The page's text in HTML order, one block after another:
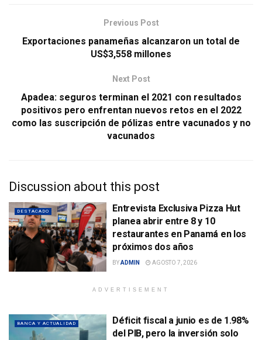
Previous Post
Exportaciones panameñas alcanzaron un total de
US$3,558 millones
Next Post
Apadea: seguros terminan el 2021 con resultados
positivos pero enfrentan nuevos retos en el 2022
como las suscripción de pólizas entre vacunados y no
vacunados
Discussion about this post
DESTACADO
Entrevista Exclusiva Pizza Hut
planea abrir entre 8 y 10
restaurantes en Panamá en los
próximos dos años
BYADMIN AGOSTO 7, 2026
ADVERTISEMENT
BANCA Y ACTUALIDAD
Déficit fiscal a junio es de 1.98%
del PIB, pero la inversión solo